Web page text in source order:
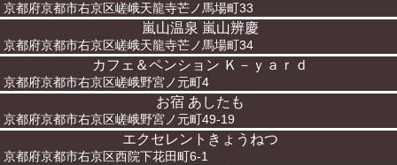
京都府京都市右京区嵯峨天龍寺芒ノ馬場町33
嵐山温泉 嵐山辨慶
京都府京都市右京区嵯峨天龍寺芒ノ馬場町34
カフェ＆ペンション Ｋ－ｙａｒｄ
京都府京都市右京区嵯峨野宮ノ元町4
お宿 あしたも
京都府京都市右京区嵯峨野宮ノ元町49-19
エクセレントきょうねつ
京都府京都市右京区西院下花田町6-1